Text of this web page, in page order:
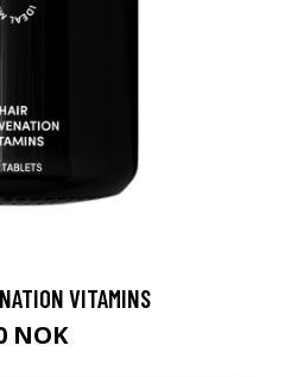
VITAMINS
NOK